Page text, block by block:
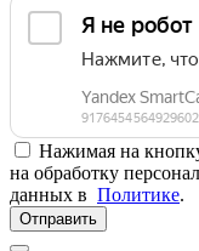
Нажимая на
на обработку
данных в Политике.
Отправить